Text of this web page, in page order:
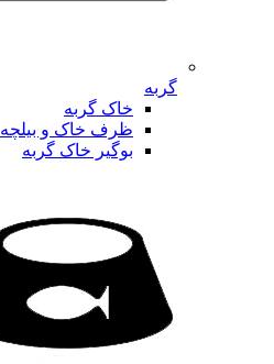
گربه
خاک گربه
ظرف خاک و بیلچه
بوگیر خاک گربه